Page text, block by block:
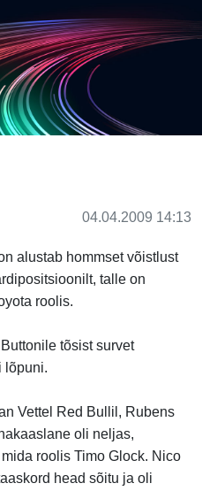
04.04.2009 14:13
alustab hommset võistlust
talle on
roolis.
tõsist survet
lõpuni.
Vettel Red Bullil, Rubens
oli neljas,
roolis Timo Glock. Nico
head sõitu ja oli